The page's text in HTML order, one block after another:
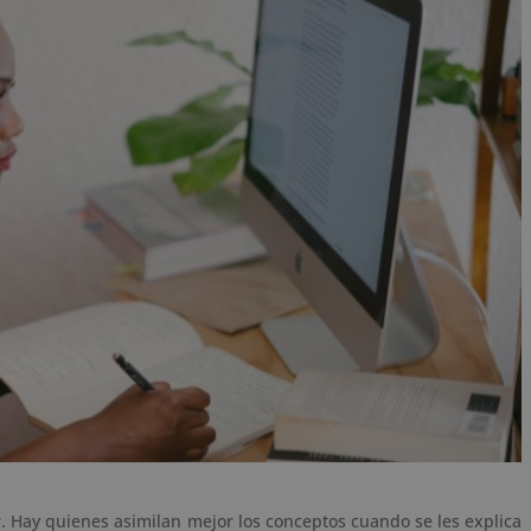
quienes asimilan mejor los conceptos cuando se les explica